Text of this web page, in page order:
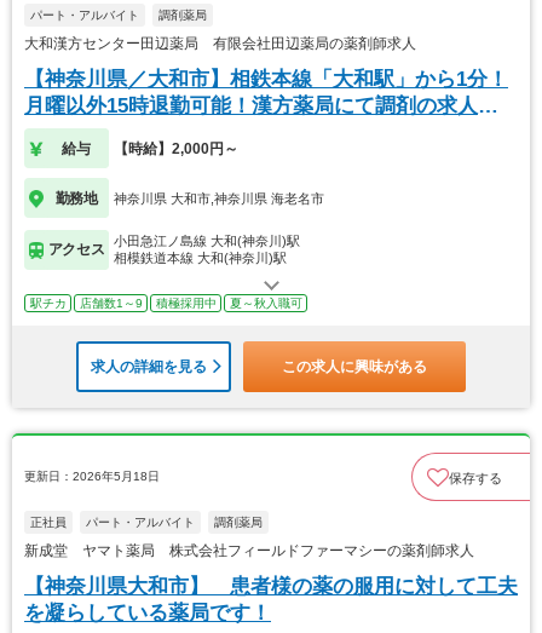
パート・アルバイト 調剤薬局
大和漢方センター田辺薬局 有限会社田辺薬局の薬剤師求人
【神奈川県／大和市】相鉄本線「大和駅」から1分！
月曜以外15時退勤可能！漢方薬局にて調剤の求人で
す
給与 【時給】2,000円～
勤務地 神奈川県 大和市,神奈川県 海老名市
アクセス
小田急江ノ島線 大和(神奈川)駅
相模鉄道本線 大和(神奈川)駅
駅チカ 店舗数1～9 積極採用中 夏～秋入職可
求人の詳細を見る この求人に興味がある
更新日：2026年5月18日 保存する
正社員 パート・アルバイト 調剤薬局
新成堂 ヤマト薬局 株式会社フィールドファーマシーの薬剤師求人
【神奈川県大和市】 患者様の薬の服用に対して工夫
を凝らしている薬局です！